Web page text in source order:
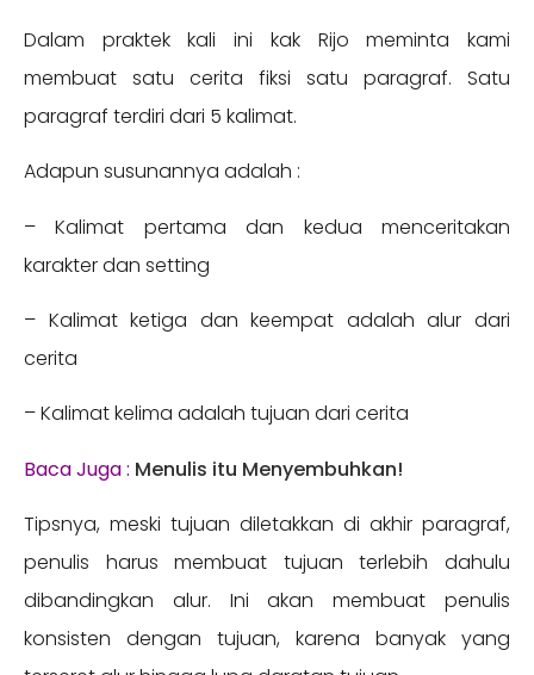
Dalam praktek kali ini kak Rijo meminta kami
membuat satu cerita fiksi satu paragraf. Satu
paragraf terdiri dari 5 kalimat.
Adapun susunannya adalah :
– Kalimat pertama dan kedua menceritakan
karakter dan setting
– Kalimat ketiga dan keempat adalah alur dari
cerita
– Kalimat kelima adalah tujuan dari cerita
Baca Juga : Menulis itu Menyembuhkan!
Tipsnya, meski tujuan diletakkan di akhir paragraf,
penulis harus membuat tujuan terlebih dahulu
dibandingkan alur. Ini akan membuat penulis
konsisten dengan tujuan, karena banyak yang